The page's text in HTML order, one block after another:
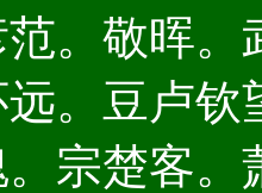
。敬晖
。豆卢钦
宗楚客